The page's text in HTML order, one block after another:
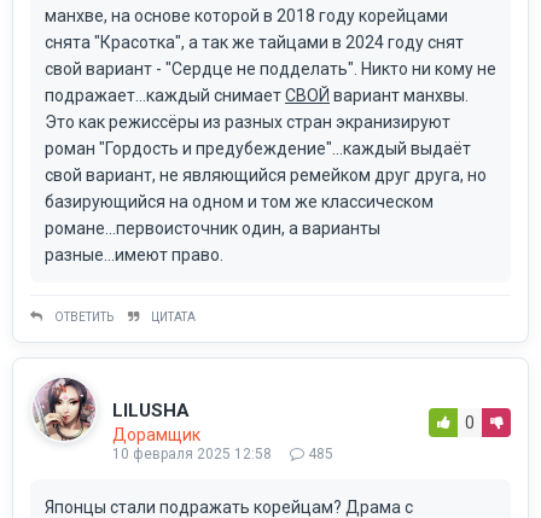
манхве, на основе которой в 2018 году корейцами
снята "Красотка", а так же тайцами в 2024 году снят
свой вариант - "Сердце не подделать". Никто ни кому не
подражает...каждый снимаетСВОЙ вариант манхвы.
Это как режиссёры из разных стран экранизируют
роман "Гордость и предубеждение"...каждый выдаёт
свой вариант, не являющийся ремейком друг друга, но
базирующийся на одном и том же классическом
романе...первоисточник один, а варианты
разные...имеют право.
ОТВЕТИТЬ ЦИТАТА
LILUSHA
Дорамщик
10 февраля 2025 12:58 485
0
Японцы стали подражать корейцам? Драма с